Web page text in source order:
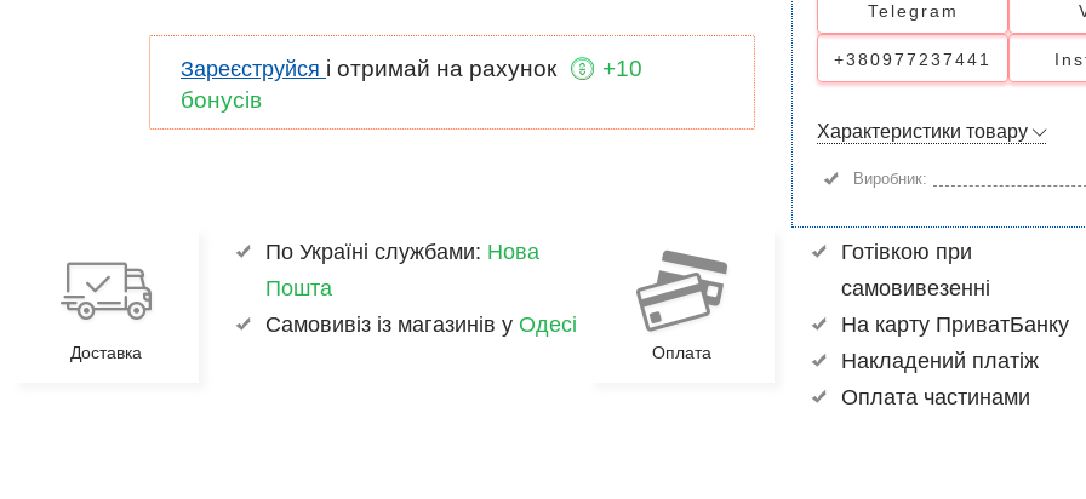
Зареєструйся і отримай на рахунок
+10
бонусів
Telegram
+380977237441
Характеристики товару
Виробник:
Доставка
По Україні службами: Нова
Пошта
Самовивіз із магазинів у Одесі
Оплата
Готівкою при
самовивезенні
На карту ПриватБанку
Накладений платіж
Оплата частинами